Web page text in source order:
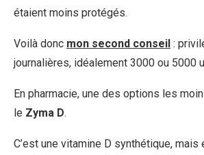
étaient moins protégés.
Voilà donc mon second conseil :
journalières, idéalement 3000 ou 5000
En pharmacie, une des options les
le Zyma D.
C’est une vitamine D synthétique,